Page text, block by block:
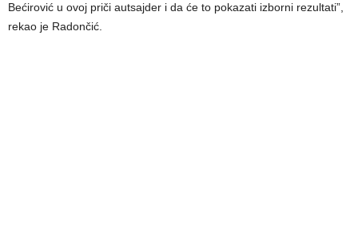
Bećirović u ovoj priči autsajder i da će to pokazati izborni rezultati”,
rekao je Radončić.